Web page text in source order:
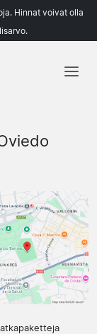
Hinnat voivat olla